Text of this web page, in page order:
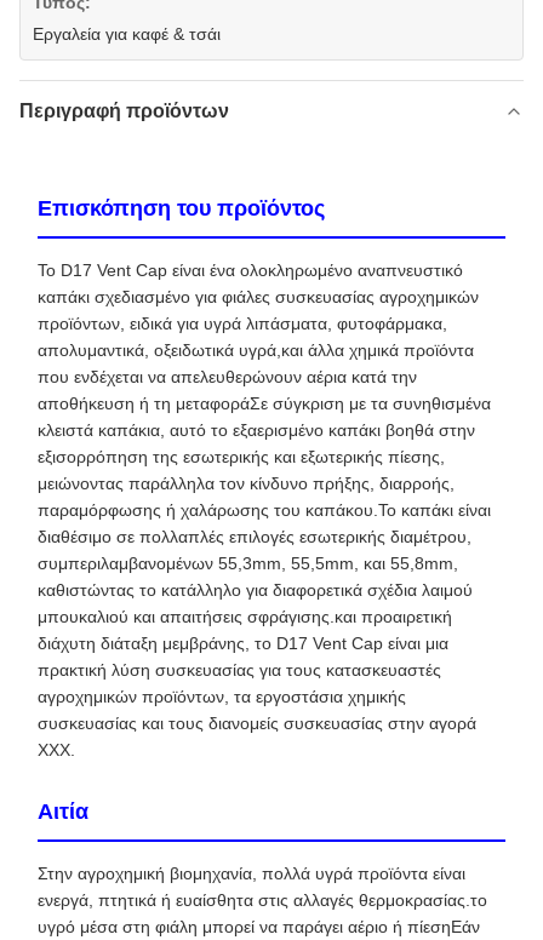
Εργαλεία για καφέ & τσάι
Περιγραφή προϊόντων
Επισκόπηση του προϊόντος
Το D17 Vent Cap είναι ένα ολοκληρωμένο αναπνευστικό
καπάκι σχεδιασμένο για φιάλες συσκευασίας αγροχημικών
προϊόντων, ειδικά για υγρά λιπάσματα, φυτοφάρμακα,
απολυμαντικά, οξειδωτικά υγρά,και άλλα χημικά προϊόντα
που ενδέχεται να απελευθερώνουν αέρια κατά την
αποθήκευση ή τη μεταφοράΣε σύγκριση με τα συνηθισμένα
κλειστά καπάκια, αυτό το εξαερισμένο καπάκι βοηθά στην
εξισορρόπηση της εσωτερικής και εξωτερικής πίεσης,
μειώνοντας παράλληλα τον κίνδυνο πρήξης, διαρροής,
παραμόρφωσης ή χαλάρωσης του καπάκου.Το καπάκι είναι
διαθέσιμο σε πολλαπλές επιλογές εσωτερικής διαμέτρου,
συμπεριλαμβανομένων 55,3mm, 55,5mm, και 55,8mm,
καθιστώντας το κατάλληλο για διαφορετικά σχέδια λαιμού
μπουκαλιού και απαιτήσεις σφράγισης.και προαιρετική
διάχυτη διάταξη μεμβράνης, το D17 Vent Cap είναι μια
πρακτική λύση συσκευασίας για τους κατασκευαστές
αγροχημικών προϊόντων, τα εργοστάσια χημικής
συσκευασίας και τους διανομείς συσκευασίας στην αγορά
XXX.
Αιτία
Στην αγροχημική βιομηχανία, πολλά υγρά προϊόντα είναι
ενεργά, πτητικά ή ευαίσθητα στις αλλαγές θερμοκρασίας.το
υγρό μέσα στη φιάλη μπορεί να παράγει αέριο ή πίεσηΕάν